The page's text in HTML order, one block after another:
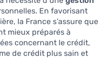
En favorisant
la France s’assure que
mieux préparés à
concernant le crédit,
de crédit plus sain et